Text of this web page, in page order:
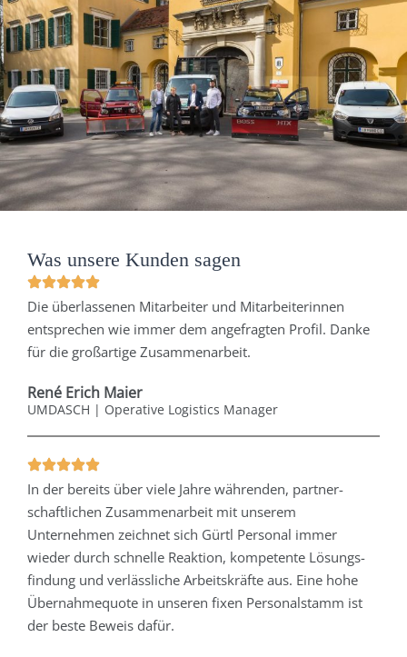
Was unsere Kunden sagen
Die überlassenen Mitarbeiter und Mitarbeiterinnen
entsprechen wie immer dem angefragten Profil. Danke
für die großartige Zusammenarbeit.
René Erich Maier
UMDASCH | Operative Logistics Manager
In der bereits über viele Jahre währenden, partner­
schaftlichen Zusammenarbeit mit unserem
Unternehmen zeichnet sich Gürtl Personal immer
wieder durch schnelle Reaktion, kompetente Lösungs­
findung und verlässliche Arbeitskräfte aus. Eine hohe
Übernahmequote in unseren fixen Personalstamm ist
der beste Beweis dafür.